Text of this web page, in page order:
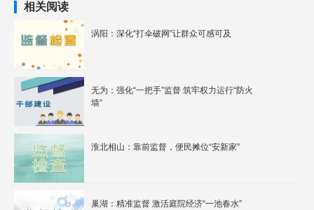
相关阅读
涡阳：深化“打伞破网”让群众可感可及
无为：强化“一把手”监督 筑牢权力运行“防火
墙”
淮北相山：靠前监督，便民摊位“安新家”
巢湖：精准监督 激活庭院经济“一池春水”